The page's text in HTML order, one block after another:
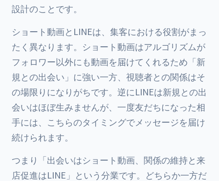
設計のことです。
ショート動画とLINEは、集客における役割がまっ
たく異なります。ショート動画はアルゴリズムが
フォロワー以外にも動画を届けてくれるため「新
規との出会い」に強い一方、視聴者との関係はそ
の場限りになりがちです。逆にLINEは新規との出
会いはほぼ生みませんが、一度友だちになった相
手には、こちらのタイミングでメッセージを届け
続けられます。
つまり「出会いはショート動画、関係の維持と来
店促進はLINE」という分業です。どちらか一方だ